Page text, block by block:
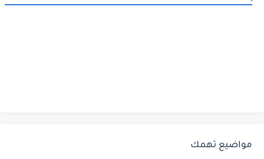
مواضيع تهمك